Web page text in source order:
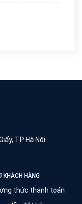
TP Hà Nội
KHÁCH HÀNG
thức thanh toán